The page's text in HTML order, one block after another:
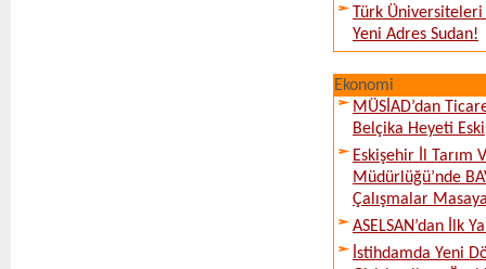
Türk Üniversiteleri
Yeni Adres Sudan!
Ekonomi
MÜSİAD’dan
Belçika Heyeti
Eskişehir İl Tarım
Müdürlüğü’nde
Çalışmalar Masaya
ASELSAN’dan İlk
İstihdamda Yeni